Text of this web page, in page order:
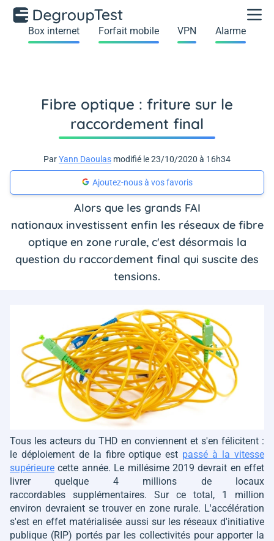
Box internet Forfait mobile VPN Alarme
Fibre optique : friture sur le
raccordement final
ParYann Daoulas modifié le 23/10/2020 à 16h34
Ajoutez-nous à vos favoris
Alors que les grands FAI
nationaux investissent enfin les réseaux de fibre
optique en zone rurale, c'est désormais la
question du raccordement final qui suscite des
tensions.
Tous les acteurs du THD en conviennent et s'en félicitent :
le déploiement de la fibre optique est passé à la vitesse
supérieure cette année. Le millésime 2019 devrait en effet
livrer quelque 4 millions de locaux
raccordables supplémentaires. Sur ce total, 1 million
environ devraient se trouver en zone rurale. L'accélération
s'est en effet matérialisée aussi sur les réseaux d'initiative
publique (RIP) portés par les collectivités pour apporter la